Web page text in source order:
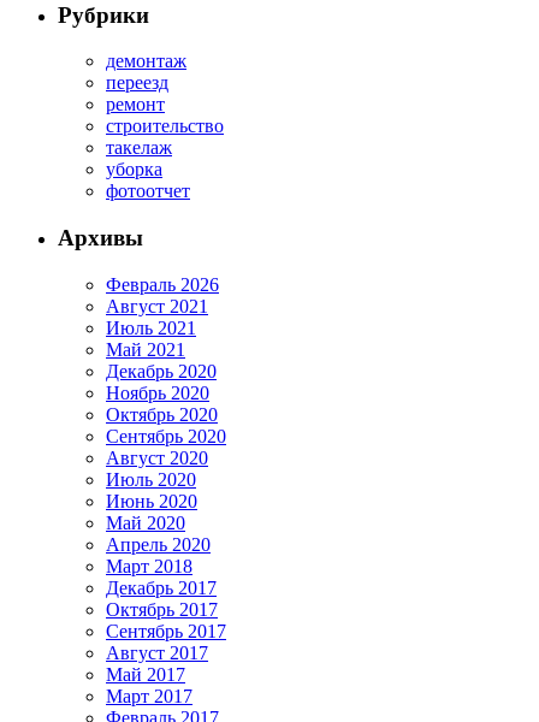
Рубрики
демонтаж
переезд
ремонт
строительство
такелаж
уборка
фотоотчет
Архивы
Февраль 2026
Август 2021
Июль 2021
Май 2021
Декабрь 2020
Ноябрь 2020
Октябрь 2020
Сентябрь 2020
Август 2020
Июль 2020
Июнь 2020
Май 2020
Апрель 2020
Март 2018
Декабрь 2017
Октябрь 2017
Сентябрь 2017
Август 2017
Май 2017
Март 2017
Февраль 2017